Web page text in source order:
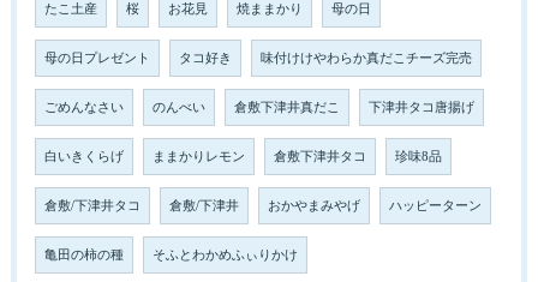
たこ土産 桜 お花見 焼ままかり 母の日
母の日プレゼント タコ好き 味付けけやわらか真だこチーズ完売
ごめんなさい のんべい 倉敷下津井真だこ 下津井タコ唐揚げ
白いきくらげ ままかりレモン 倉敷下津井タコ 珍味8品
倉敷/下津井タコ 倉敷/下津井 おかやまみやげ ハッピーターン
亀田の柿の種 そふとわかめふぃりかけ